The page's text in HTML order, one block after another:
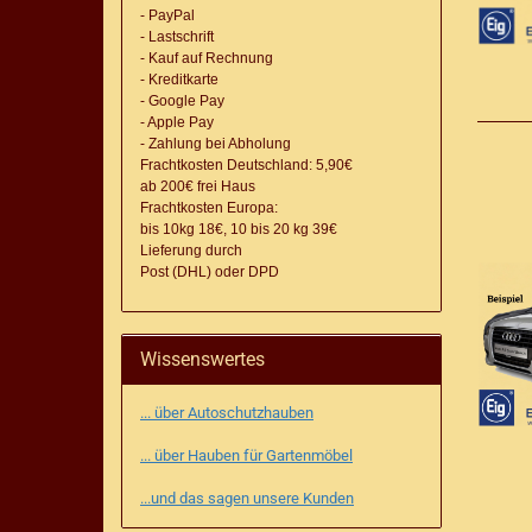
- PayPal
- Lastschrift
- Kauf auf Rechnung
- Kreditkarte
- Google Pay
- Apple Pay
- Zahlung bei Abholung
Frachtkosten Deutschland: 5,90€
ab 200€ frei Haus
Frachtkosten Europa:
bis 10kg 18€, 10 bis 20 kg 39€
Lieferung durch
Post (DHL) oder DPD
Wissenswertes
... über Autoschutzhauben
... über Hauben für Gartenmöbel
...und das sagen unsere Kunden